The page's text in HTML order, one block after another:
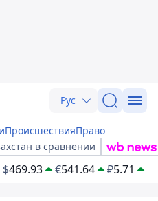
Рус
ПроисшествияПраво
в сравнении
$469.93 €541.64 ₽5.71